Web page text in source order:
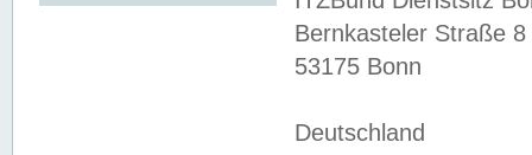
Bernkasteler Straße 8
53175 Bonn
Deutschland